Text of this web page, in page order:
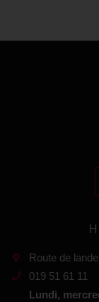
Route de
019 51 61 11
Lundi,